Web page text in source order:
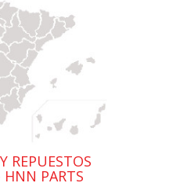
REPUESTOS
HNN PARTS